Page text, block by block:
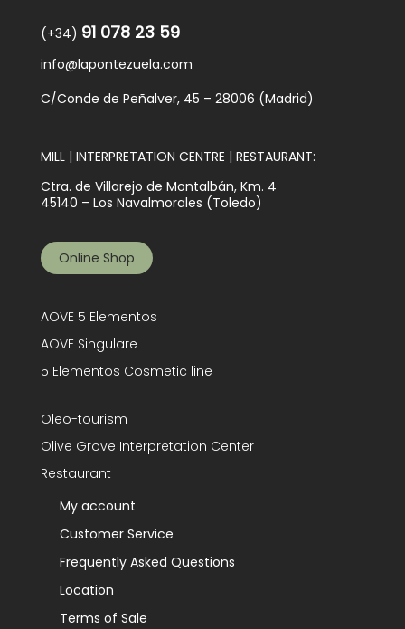
(+34) 91 078 23 59
info@lapontezuela.com
C/Conde de Peñalver, 45 – 28006 (Madrid)
MILL | INTERPRETATION CENTRE | RESTAURANT:
Ctra. de Villarejo de Montalbán, Km. 4
45140 – Los Navalmorales (Toledo)
Online Shop
AOVE 5 Elementos
AOVE Singulare
5 Elementos Cosmetic line
Oleo-tourism
Olive Grove Interpretation Center
Restaurant
My account
Customer Service
Frequently Asked Questions
Location
Terms of Sale